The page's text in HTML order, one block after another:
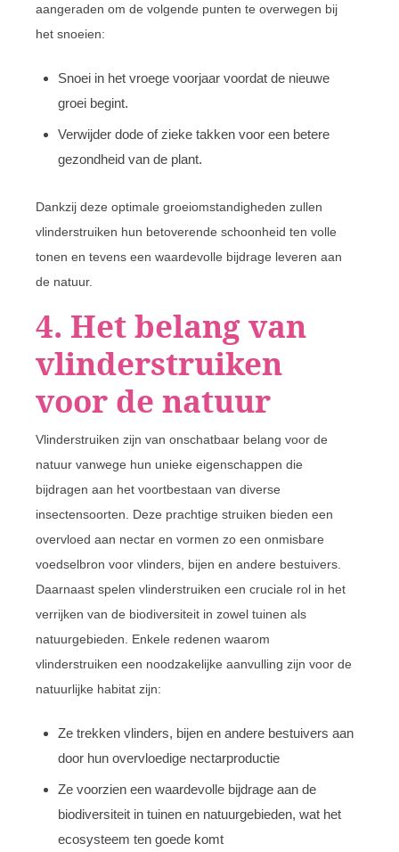
aangeraden om de volgende punten te overwegen bij
het snoeien:
Snoei in het vroege voorjaar voordat de nieuwe
groei begint.
Verwijder dode of zieke takken voor een betere
gezondheid van de plant.
Dankzij deze optimale groeiomstandigheden zullen
vlinderstruiken hun betoverende schoonheid ten volle
tonen en tevens een waardevolle bijdrage leveren aan
de natuur.
4. Het belang van
vlinderstruiken
voor de natuur
Vlinderstruiken zijn van onschatbaar belang voor de
natuur vanwege hun unieke eigenschappen die
bijdragen aan het voortbestaan van diverse
insectensoorten. Deze prachtige struiken bieden een
overvloed aan nectar en vormen zo een onmisbare
voedselbron voor vlinders, bijen en andere bestuivers.
Daarnaast spelen vlinderstruiken een cruciale rol in het
verrijken van de biodiversiteit in zowel tuinen als
natuurgebieden. Enkele redenen waarom
vlinderstruiken een noodzakelijke aanvulling zijn voor de
natuurlijke habitat zijn:
Ze trekken vlinders, bijen en andere bestuivers aan
door hun overvloedige nectarproductie
Ze voorzien een waardevolle bijdrage aan de
biodiversiteit in tuinen en natuurgebieden, wat het
ecosysteem ten goede komt